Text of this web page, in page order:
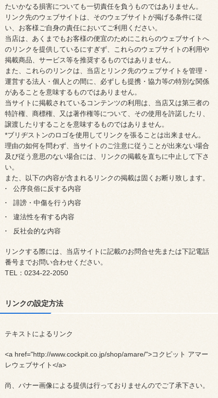
たいかなる損害についても一切責任を負うものではありません。
リンク先のウェブサイトは、そのウェブサイトが掲げる条件に従
い、お客様ご自身の責任においてご利用ください。
当店は、あくまでもお客様の便宜のためにこれらのウェブサイトへ
のリンクを提供しているにすぎず、これらのウェブサイトの利用や
掲載商品、サービス等を推奨するものではありません。
また、これらのリンクは、当店とリンク先のウェブサイトを管理・
運営する法人・個人との間に、必ずしも提携・協力等の特別な関係
があることを意味するものではありません。
当サイトに掲載されているコンテンツの利用は、当店又は第三者の
特許権、商標権、又は著作権等について、その使用を許諾したり、
譲渡したりすることを意味するものではありません。
*ブリヂストンのロゴを使用してリンクを張ることは出来ません。
理由の如何を問わず、当サイトのご注意に従うことが出来ない場合
及び従う意思のない場合には、リンクの掲載を直ちに中止して下さ
い。
また、以下の内容が含まれるリンクの掲載は固くお断り致します。
公序良俗に反する内容
誹謗・中傷を行う内容
違法性を有する内容
反社会的な内容
リンクする際には、当店サイトに記載のお問合せ先または下記電話
番号までお問い合わせください。
TEL：0234-22-2050
リンクの設定方法
テキストによるリンク
<a href="http://www.cockpit.co.jp/shop/amare/">コクピット アマー
レウェブサイト</a>
尚、バナー画像による提供は行っておりませんのでご了承下さい。